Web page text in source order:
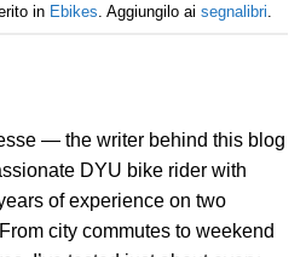
in Ebikes . Aggiungilo ai segnalibri
— the writer behind this blog
DYU bike rider with
of experience on two
city commutes to weekend